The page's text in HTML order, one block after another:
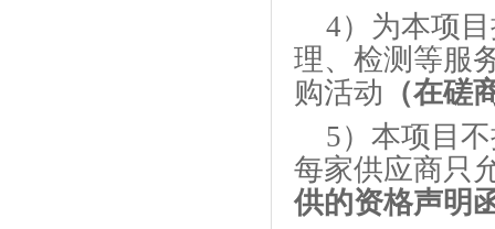
4）为本项
理、检测等服
购活动 （在磋
5）本项目
每家供应商只
供的资格声明